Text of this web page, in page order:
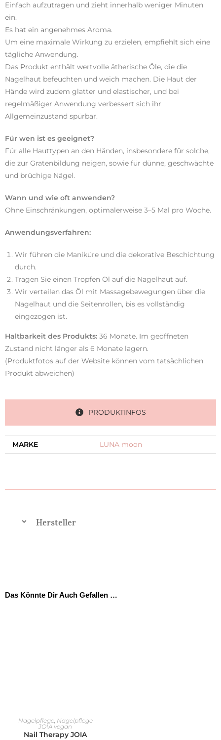
Einfach aufzutragen und zieht innerhalb weniger Minuten
ein.
Es hat ein angenehmes Aroma.
Um eine maximale Wirkung zu erzielen, empfiehlt sich eine
tägliche Anwendung.
Das Produkt enthält wertvolle ätherische Öle, die die
Nagelhaut befeuchten und weich machen. Die Haut der
Hände wird zudem glatter und elastischer, und bei
regelmäßiger Anwendung verbessert sich ihr
Allgemeinzustand spürbar.
Für wen ist es geeignet?
Für alle Hauttypen an den Händen, insbesondere für solche,
die zur Gratenbildung neigen, sowie für dünne, geschwächte
und brüchige Nägel.
Wann und wie oft anwenden?
Ohne Einschränkungen, optimalerweise 3–5 Mal pro Woche.
Anwendungsverfahren:
Wir führen die Maniküre und die dekorative Beschichtung
durch.
Tragen Sie einen Tropfen Öl auf die Nagelhaut auf.
Wir verteilen das Öl mit Massagebewegungen über die
Nagelhaut und die Seitenrollen, bis es vollständig
eingezogen ist.
Haltbarkeit des Produkts: 36 Monate. Im geöffneten
Zustand nicht länger als 6 Monate lagern.
(Produktfotos auf der Website können vom tatsächlichen
Produkt abweichen)
PRODUKTINFOS
MARKE LUNA moon
Hersteller
Das Könnte Dir Auch Gefallen …
IN DEN WARENKORB
Nagelpflege, Nagelpflege
JOIA vegan
Nail Therapy JOIA